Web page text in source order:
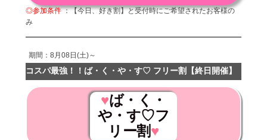
◎参加条件：【今日、好き割】と受付時にご希望されたお客様の
み
期間：8月08日(土)～
コスパ最強！！ば・く・や・す♡ フリー割【終日開催】
♥ば・く・
や・す♡フ
リー割♥